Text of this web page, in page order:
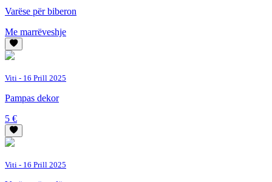
Varëse për biberon
Me marrëveshje
Viti - 16 Prill 2025
Pampas dekor
5 €
Viti - 16 Prill 2025